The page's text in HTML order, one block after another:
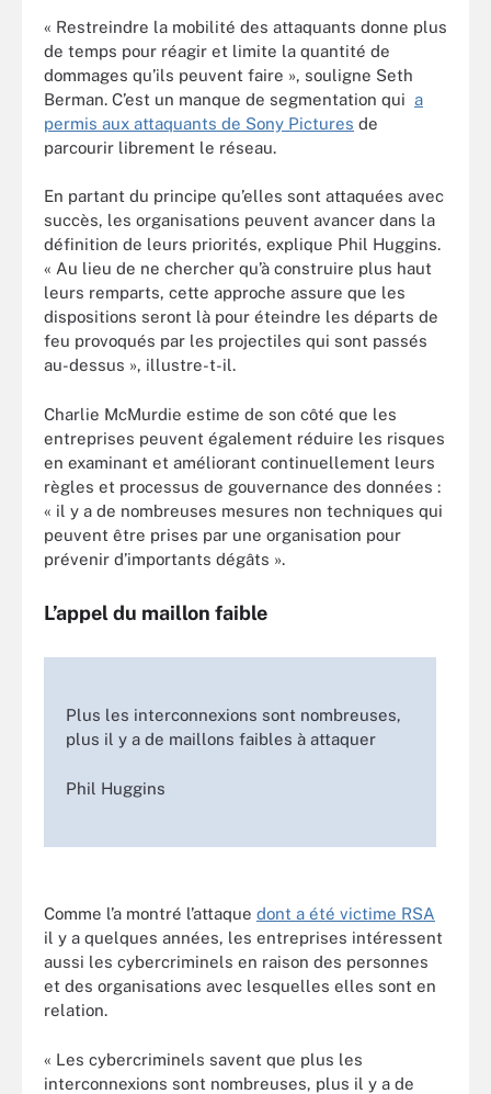
« Restreindre la mobilité des attaquants donne plus
de temps pour réagir et limite la quantité de
dommages qu’ils peuvent faire », souligne Seth
Berman. C’est un manque de segmentation qui a
permis aux attaquants de Sony Pictures de
parcourir librement le réseau.
En partant du principe qu’elles sont attaquées avec
succès, les organisations peuvent avancer dans la
définition de leurs priorités, explique Phil Huggins.
« Au lieu de ne chercher qu’à construire plus haut
leurs remparts, cette approche assure que les
dispositions seront là pour éteindre les départs de
feu provoqués par les projectiles qui sont passés
au-dessus », illustre-t-il.
Charlie McMurdie estime de son côté que les
entreprises peuvent également réduire les risques
en examinant et améliorant continuellement leurs
règles et processus de gouvernance des données :
« il y a de nombreuses mesures non techniques qui
peuvent être prises par une organisation pour
prévenir d’importants dégâts ».
L’appel du maillon faible
Plus les interconnexions sont nombreuses,
plus il y a de maillons faibles à attaquer
Phil Huggins
Comme l’a montré l’attaque dont a été victime RSA
il y a quelques années, les entreprises intéressent
aussi les cybercriminels en raison des personnes
et des organisations avec lesquelles elles sont en
relation.
« Les cybercriminels savent que plus les
interconnexions sont nombreuses, plus il y a de